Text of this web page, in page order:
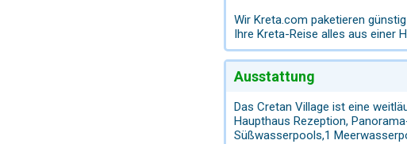
Wir Kreta.com paketieren
Ihre Kreta-Reise alles aus einer
Ausstattung
Das Cretan Village ist eine
Haupthaus Rezeption,
Süßwasserpools,1